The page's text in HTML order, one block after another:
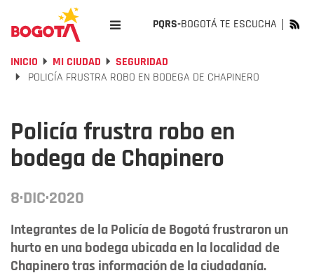
PQRS-BOGOTÁ TE ESCUCHA
INICIO MI CIUDAD
SEGURIDAD
POLICÍA FRUSTRA ROBO EN BODEGA DE CHAPINERO
Policía frustra robo en
bodega de Chapinero
8·DIC·2020
Integrantes de la Policía de Bogotá frustraron un
hurto en una bodega ubicada en la localidad de
Chapinero tras información de la ciudadanía.